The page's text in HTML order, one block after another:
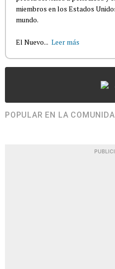
miembros en los Estados
mundo.
El Nuevo... Leer más
POPULAR EN LA